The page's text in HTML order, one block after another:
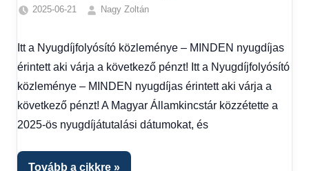
2025-06-21
Nagy Zoltán
hírek
Gazdaság,
Hírek,
Hírek
kézből,
Itt a Nyugdíjfolyósító közleménye – MINDEN nyugdíjas
érintett aki várja a következő pénzt! Itt a Nyugdíjfolyósító
közleménye – MINDEN nyugdíjas érintett aki várja a
következő pénzt! A Magyar Államkincstár közzétette a
2025-ös nyugdíjátutalási dátumokat, és
Tovább a cikkre